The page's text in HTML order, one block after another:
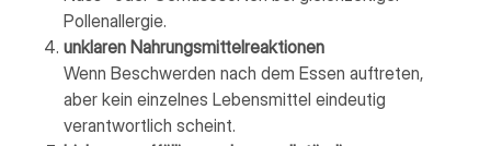
Pollenallergie.
unklaren Nahrungsmittelreaktionen
Wenn Beschwerden nach dem Essen auftreten,
aber kein einzelnes Lebensmittel eindeutig
verantwortlich scheint.